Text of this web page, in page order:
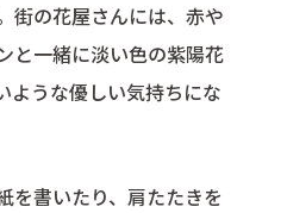
街の花屋さんには、赤や
と一緒に淡い色の紫陽花
ような優しい気持ちにな
を書いたり、肩たたきを